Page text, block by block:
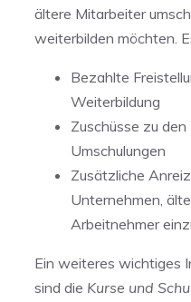
ältere⁣ Mitarbeiter
weiterbilden möchten.
Bezahlte
Weiterbildung
Zuschüsse zu
Umschulungen
Zusätzliche
Unternehmen,
Arbeitnehmer
Ein weiteres wichtiges
sind die Kurse und